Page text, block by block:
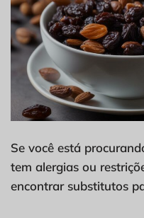
Se você está
tem alergias ou
encontrar substitutos